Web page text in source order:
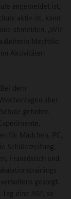
angemeldet ist,
aktiv ist, kann
abmelden. „Wir
Mechtild
Aktivitäten
dem
aber
geboten
für Mädchen, PC,
Schülerzeitung,
Französisch und
gesorgt.
eine AG“, so